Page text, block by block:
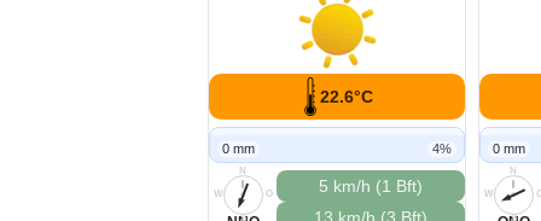
22.6°C
0 mm 4%
N
O
S
W
5 km/h (1 Bft)
0 mm
N
S
W